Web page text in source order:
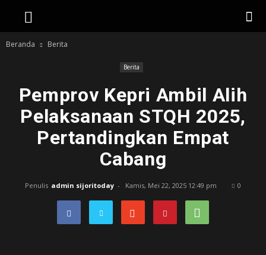
Beranda Berita
Berita
Pemprov Kepri Ambil Alih
Pelaksanaan STQH 2025,
Pertandingkan Empat
Cabang
Penulis admin sijoritoday - Kamis, Mei 22, 2025 12:49 pm 0